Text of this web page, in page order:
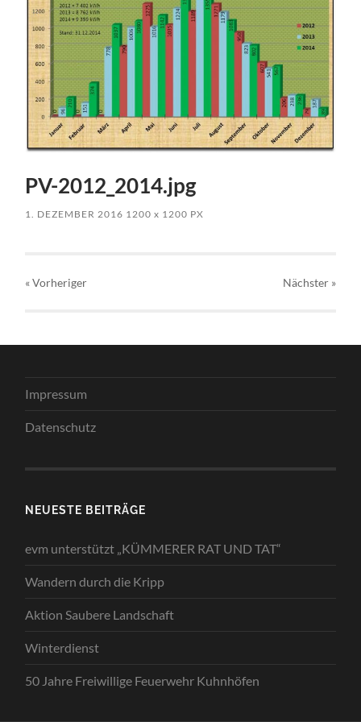
PV-2012_2014.jpg
1. DEZEMBER 2016 1200x 1200 PX
« Vorheriger Nächster »
Impressum
Datenschutz
NEUESTE BEITRÄGE
evm unterstützt „KÜMMERER RAT UND TAT“
Wandern durch die Kripp
Aktion Saubere Landschaft
Winterdienst
50 Jahre Freiwillige Feuerwehr Kuhnhöfen